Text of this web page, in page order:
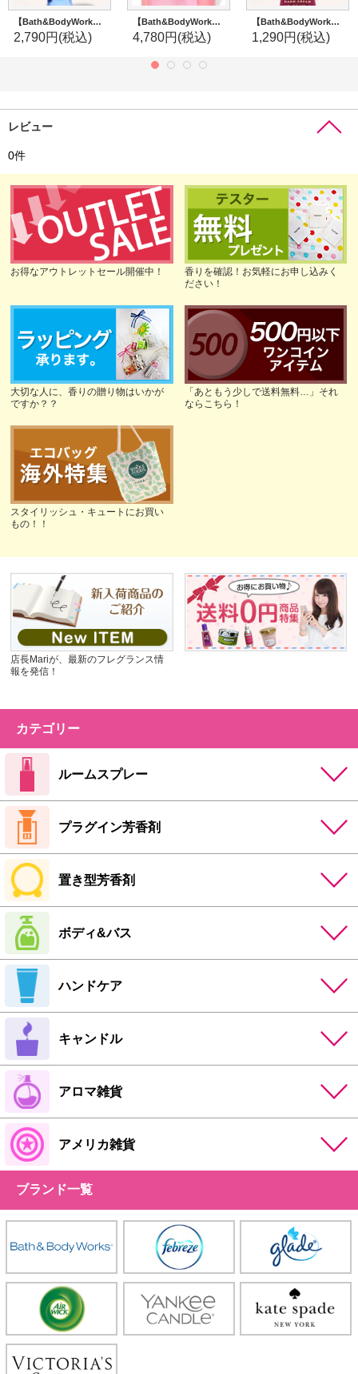
【Bath&BodyWorks】ファインフレグランスミスト：コースタルドリーミング
2,790円(税込)
【Bath&BodyWorks】3-wickキャンドル（14.5oz）：クラッシュキャンディケーン
4,780円(税込)
【Bath&BodyWorks】シアバターハンドクリーム：Covered in Roses (カバーインローズ)
1,290円(税込)
レビュー
0件
お得なアウトレットセール開催中！
香りを確認！お気軽にお申し込みく
ださい！
大切な人に、香りの贈り物はいかが
ですか？？
「あともう少しで送料無料…」それ
ならこちら！
スタイリッシュ・キュートにお買い
もの！！
店長Mariが、最新のフレグランス情
報を発信！
カテゴリー
ルームスプレー
プラグイン芳香剤
置き型芳香剤
ボディ&バス
ハンドケア
キャンドル
アロマ雑貨
アメリカ雑貨
ブランド一覧